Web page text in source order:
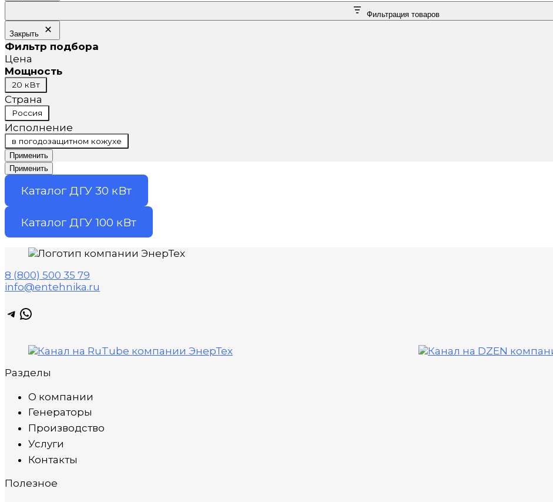
Фильтрация товаров
Закрыть
Фильтр подбора
Цена
Мощность
Мощность
20 кВт
Страна
Страна
Россия
Исполнение
Исполнение
в погодозащитном кожухе
Применить
Применить
Каталог ДГУ 30 кВт
Каталог ДГУ 100 кВт
8 (800) 500 35 79
info@entehnika.ru
Telegram
WhatsApp
Разделы
О компании
Генераторы
Производство
Услуги
Контакты
Полезное